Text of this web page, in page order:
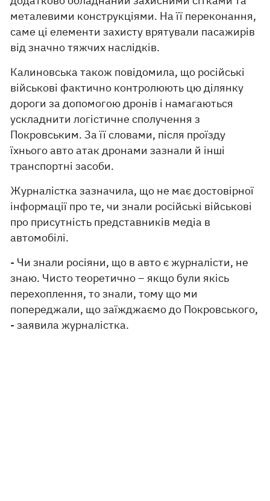
металевими конструкціями. На її переконання,
саме ці елементи захисту врятували пасажирів
від значно тяжчих наслідків.
Калиновська також повідомила, що російські
військові фактично контролюють цю ділянку
дороги за допомогою дронів і намагаються
ускладнити логістичне сполучення з
Покровським. За її словами, після проїзду
їхнього авто атак дронами зазнали й інші
транспортні засоби.
Журналістка зазначила, що не має достовірної
інформації про те, чи знали російські військові
про присутність представників медіа в
автомобілі.
- Чи знали росіяни, що в авто є журналісти, не
знаю. Чисто теоретично – якщо були якісь
перехоплення, то знали, тому що ми
попереджали, що заїжджаємо до Покровського,
- заявила журналістка.